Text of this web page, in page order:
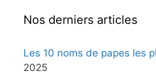
Nos derniers articles
Les 10 noms de papes les
2025